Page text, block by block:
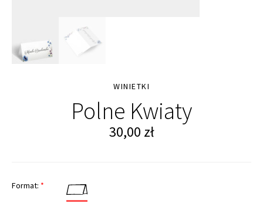
WINIETKI
Polne Kwiaty
30,00 zł
Format: *